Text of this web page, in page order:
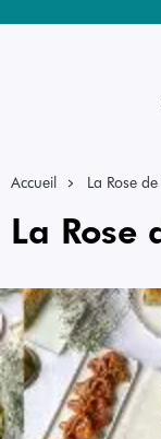
Accueil La Rose
La Rose